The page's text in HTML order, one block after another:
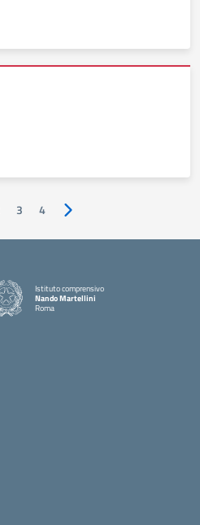
3 4 Pagina successiva
Istituto comprensivo
Nando Martellini
Roma